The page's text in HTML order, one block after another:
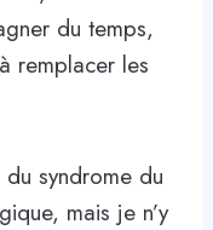
du temps,
remplacer les
syndrome du
mais je n’y